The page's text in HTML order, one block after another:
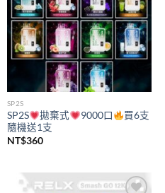
SP2S
SP2S 拋棄式 9000口
買6支
隨機送1支
NT$360